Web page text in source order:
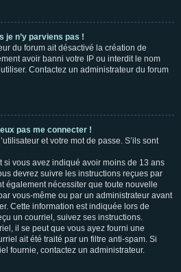
je n’y parviens pas !
du forum ait désactivé la création de
avoir banni votre IP ou interdit le nom
Contactez un administrateur du forum
pas me connecter !
et votre mot de passe. S’ils sont
si vous avez indiqué avoir moins de 13 ans
devrez suivre les instructions reçues par
également nécessiter que toute nouvelle
vous-même ou par un administrateur avant
Cette information est indiquée lors de
un courriel, suivez ses instructions.
il se peut que vous ayez fourni une
ait été traité par un filtre anti-spam. Si
fournie, contactez un administrateur.